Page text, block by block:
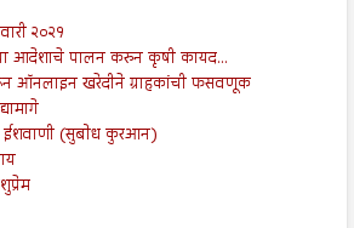
२०२१
आदेशाचे पालन करुन कृषी कायद...
ऑनलाइन खरेदीने ग्राहकांची फसवणूक
(सुबोध कुरआन)